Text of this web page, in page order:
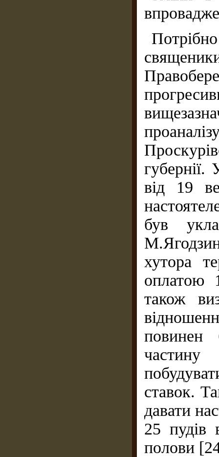
губернії.
від 19
був
хутора
оплатою
також
повинен
ставок.
давати
25 пудів
полови